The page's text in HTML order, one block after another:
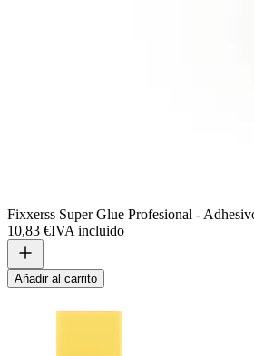
Fixxerss Super Glue Profesional -
10,83 €IVA incluido
Añadir al carrito